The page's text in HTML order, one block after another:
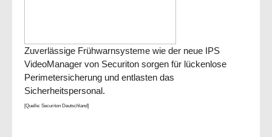
Zuverlässige Frühwarnsysteme wie der neue IPS
VideoManager von Securiton sorgen für lückenlose
Perimetersicherung und entlasten das
Sicherheitspersonal.
[Quelle: Securiton Deutschland]